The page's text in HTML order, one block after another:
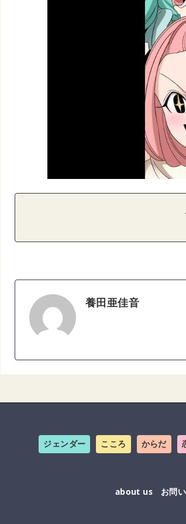
養田亜佳音
ジェンダー こころ からだ
about us お問